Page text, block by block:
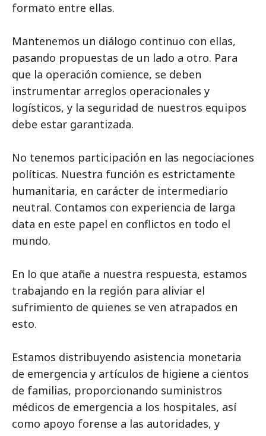
formato entre ellas.
Mantenemos un diálogo continuo con ellas,
pasando propuestas de un lado a otro. Para
que la operación comience, se deben
instrumentar arreglos operacionales y
logísticos, y la seguridad de nuestros equipos
debe estar garantizada.
No tenemos participación en las negociaciones
políticas. Nuestra función es estrictamente
humanitaria, en carácter de intermediario
neutral. Contamos con experiencia de larga
data en este papel en conflictos en todo el
mundo.
En lo que atañe a nuestra respuesta, estamos
trabajando en la región para aliviar el
sufrimiento de quienes se ven atrapados en
esto.
Estamos distribuyendo asistencia monetaria
de emergencia y artículos de higiene a cientos
de familias, proporcionando suministros
médicos de emergencia a los hospitales, así
como apoyo forense a las autoridades, y